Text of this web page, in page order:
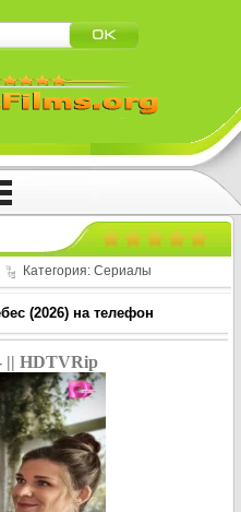
Категория: Сериалы
(2026) на телефон
|| HDTVRip
сперва нажмите на
углу!!!